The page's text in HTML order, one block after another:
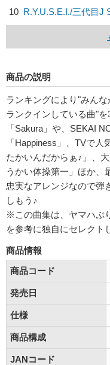
10 R.Y.U.S.E.I./三代目J
商品の説明
ランキングにより"みん
ランクインしている曲"
「Sakura」や、SEKAI
「Happiness」、TVで
たかいんだからぁ♪」、
うかい体操第一」ほか、
忠実なアレンジなので弾
しもう♪
※この曲集は、ヤマハぷ
を参考に独自にセレクト
商品情報
商品コード
発売日
仕様
商品構成
JANコード